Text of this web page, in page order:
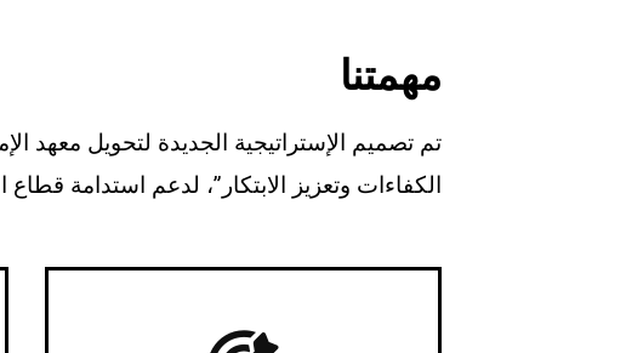
مهمتنا
تم تصميم الإستراتيجية الجديدة لتحويل معهد
الكفاءات وتعزيز الابتكار”، لدعم استدامة